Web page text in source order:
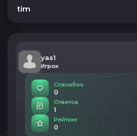
tim
yas1
Игрок
Спасибок
0
Ответов
1
Рейтинг
0